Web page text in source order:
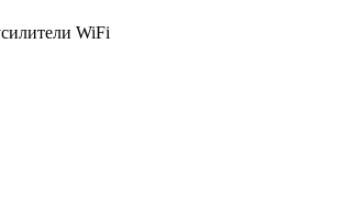
WiFi